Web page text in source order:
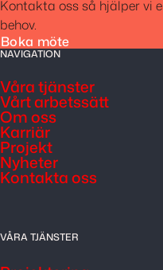
Kontakta oss så hjälper vi
behov.
Boka möte
NAVIGATION
Våra tjänster
Vårt arbetssätt
Om oss
Karriär
Projekt
Nyheter
Kontakta oss
VÅRA TJÄNSTER